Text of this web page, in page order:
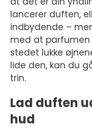
lancerer duften,
indbydende –
med at parfumen
stedet lukke
lide den, kan du
trin.
Lad duften
hud